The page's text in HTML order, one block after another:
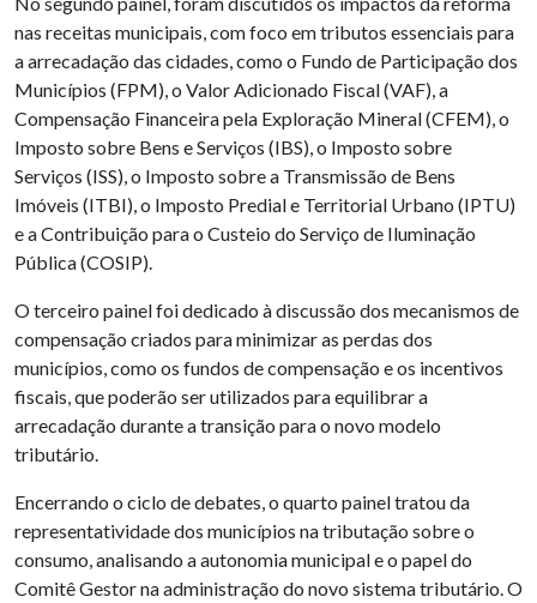
nas receitas municipais, com foco em tributos essenciais para
a arrecadação das cidades, como o Fundo de Participação dos
Municípios (FPM), o Valor Adicionado Fiscal (VAF), a
Compensação Financeira pela Exploração Mineral (CFEM), o
Imposto sobre Bens e Serviços (IBS), o Imposto sobre
Serviços (ISS), o Imposto sobre a Transmissão de Bens
Imóveis (ITBI), o Imposto Predial e Territorial Urbano (IPTU)
e a Contribuição para o Custeio do Serviço de Iluminação
Pública (COSIP).
O terceiro painel foi dedicado à discussão dos mecanismos de
compensação criados para minimizar as perdas dos
municípios, como os fundos de compensação e os incentivos
fiscais, que poderão ser utilizados para equilibrar a
arrecadação durante a transição para o novo modelo
tributário.
Encerrando o ciclo de debates, o quarto painel tratou da
representatividade dos municípios na tributação sobre o
consumo, analisando a autonomia municipal e o papel do
Comitê Gestor na administração do novo sistema tributário. O